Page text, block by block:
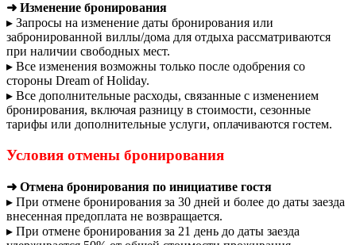
➜ Изменение бронирования
▸ Запросы на изменение даты бронирования или
забронированной виллы/дома для отдыха рассматриваются
при наличии свободных мест.
▸ Все изменения возможны только после одобрения со
стороны Dream of Holiday.
▸ Все дополнительные расходы, связанные с изменением
бронирования, включая разницу в стоимости, сезонные
тарифы или дополнительные услуги, оплачиваются гостем.
Условия отмены бронирования
➜ Отмена бронирования по инициативе гостя
▸ При отмене бронирования за 30 дней и более до даты заезда
внесенная предоплата не возвращается.
▸ При отмене бронирования за 21 день до даты заезда